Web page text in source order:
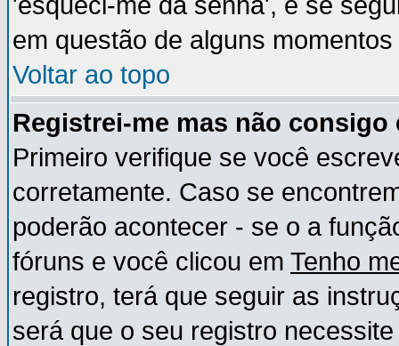
em questão de alguns momentos
Voltar ao topo
Registrei-me mas não
Primeiro verifique se você
corretamente. Caso se
poderão acontecer - se o a
fóruns e você clicou em Tenho
registro, terá que seguir as
será que o seu registro